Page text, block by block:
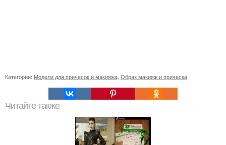
Категории: Модели для причесок и макияжа Образ макияж и прическа
Читайте также